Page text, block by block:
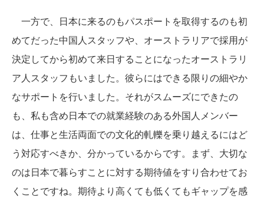
一方で、日本に来るのもパスポートを取得するのも初
めてだった中国人スタッフや、オーストラリアで採用が
決定してから初めて来日することになったオーストラリ
ア人スタッフもいました。彼らにはできる限りの細やか
なサポートを行いました。それがスムーズにできたの
も、私も含め日本での就業経験のある外国人メンバー
は、仕事と生活両面での文化的軋轢を乗り越えるにはど
う対応すべきか、分かっているからです。まず、大切な
のは日本で暮らすことに対する期待値をすり合わせてお
くことですね。期待より高くても低くてもギャップを感